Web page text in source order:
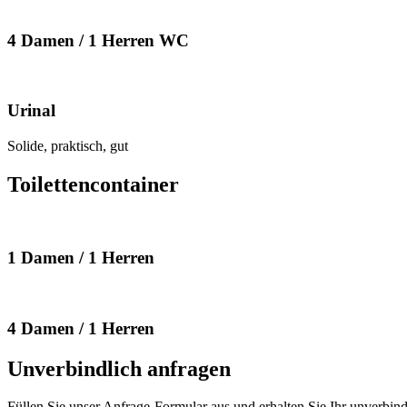
4 Damen / 1 Herren WC
Urinal
Solide, praktisch, gut
Toilettencontainer
1 Damen / 1 Herren
4 Damen / 1 Herren
Unverbindlich anfragen